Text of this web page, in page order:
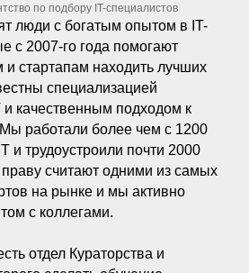
по подбору IT-специалистов
люди с богатым опытом в IT-
с 2007-го года помогают
стартапам находить лучших
специализацией
и качественным подходом к
работали более чем с 1200
и трудоустроили почти 2000
считают одними из самых
на рынке и мы активно
с коллегами.
отдел Кураторства и